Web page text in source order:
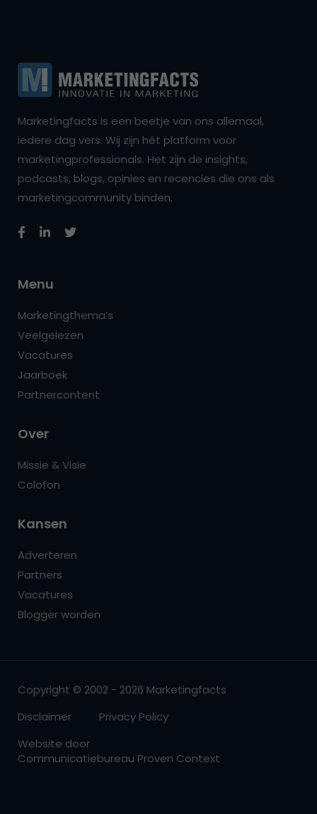
Marketingfacts is een beetje van ons allemaal,
iedere dag vers. Wij zijn hét platform voor
marketingprofessionals. Het zijn de insights,
podcasts, blogs, opinies en recencies die ons als
marketingcommunity binden.
Menu
Marketingthema’s
Veelgelezen
Vacatures
Jaarboek
Partnercontent
Over
Missie & Visie
Colofon
Kansen
Adverteren
Partners
Vacatures
Blogger worden
Copyright © 2002 - 2026 Marketingfacts
Disclaimer
Privacy Policy
Website door
Communicatiebureau Proven Context